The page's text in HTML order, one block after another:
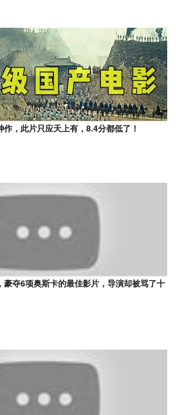
作，此片只应天上有，8.4分都低了！
豪夺6项奥斯卡的最佳影片，导演却被骂了十